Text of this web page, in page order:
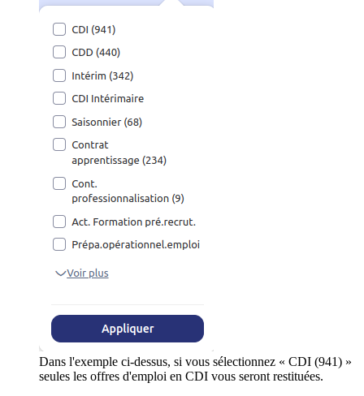
Dans l'exemple ci-dessus, si vous sélectionnez « CDI (941) »
seules les offres d'emploi en CDI vous seront restituées.